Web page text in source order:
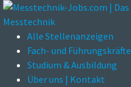
Alle Stellenanzeigen
Fach- und Führungskräfte
Studium & Ausbildung
Über uns | Kontakt